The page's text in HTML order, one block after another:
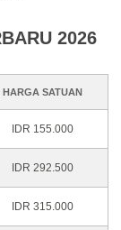
2026
HARGA SATUAN
IDR 155.000
IDR 292.500
IDR 315.000